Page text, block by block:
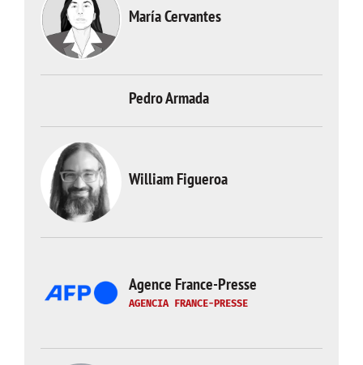
María Cervantes
Pedro Armada
William Figueroa
Agence France-Presse
AGENCIA FRANCE-PRESSE